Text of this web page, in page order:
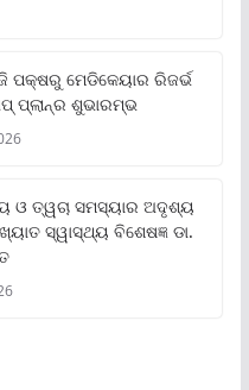
ପକ୍ଷରୁ ମେଡିକେୟାର ରିଜର୍ଭ
ପ୍ଲାନ୍‌ର ଶୁଭାରମ୍ଭ
ଓ ତ୍ୱଚା ସମସ୍ୟାର ଅଦୃଶ୍ୟ
ସ୍ୱାସ୍ଥ୍ୟ ବିଶେଷଜ୍ଞ ଡା.